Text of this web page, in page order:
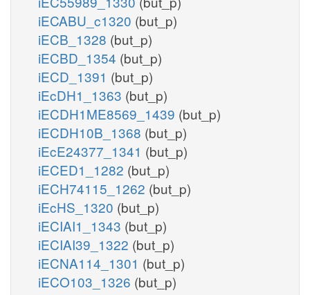
iECABU_c1320 (but_p)
iECB_1328 (but_p)
iECBD_1354 (but_p)
iECD_1391 (but_p)
iEcDH1_1363 (but_p)
iECDH1ME8569_1439 (but_p)
iECDH10B_1368 (but_p)
iEcE24377_1341 (but_p)
iECED1_1282 (but_p)
iECH74115_1262 (but_p)
iEcHS_1320 (but_p)
iECIAI1_1343 (but_p)
iECIAI39_1322 (but_p)
iECNA114_1301 (but_p)
iECO103_1326 (but_p)